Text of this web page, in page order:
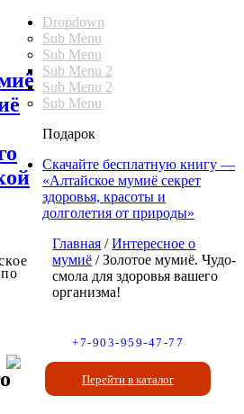
+7-903-959-47-77
Перейти в каталог
Dropdown
Sub Menu
Sub Menu
Sub Menu 2
Sub Menu 2
Sub Menu
Подарок
Скачайте бесплатную книгу —
«Алтайское мумиё секрет
здоровья, красоты и
долголетия от природы»
Главная / Интересное о
мумиё / Золотое мумиё. Чудо-
смола для здоровья вашего
организма!